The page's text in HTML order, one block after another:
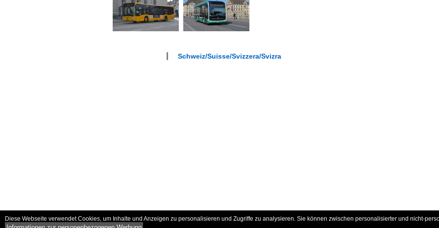
Schweiz/Suisse/Svizzera/Svizra
Diese Webseite verwendet Cookies, um Inhalte und Anzeigen zu personalisieren und Zugriffe zu analysieren. Sie können zwischen personalisierter und nicht-